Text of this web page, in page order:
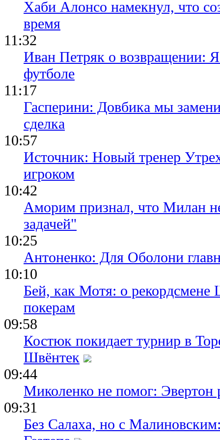
Хаби Алонсо намекнул, что
время
11:32
Иван Петряк о возвращении:
футболе
11:17
Гасперини: Довбика мы
сделка
10:57
Источник: Новый тренер
игроком
10:42
Аморим признал, что Милан
задачей"
10:25
Антоненко: Для Оболони
10:10
Бей, как Мотя: о рекордсмене
покерам
09:58
Костюк покидает турнир в
Швёнтек
09:44
Миколенко не помог: Эвертон
09:31
Без Салаха, но с